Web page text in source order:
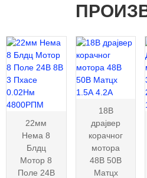
22мм
Нема 8
Блдц
Мотор 8
Поле 24В
18В
драјвер
корачног
мотора
48В 50В
Матцх